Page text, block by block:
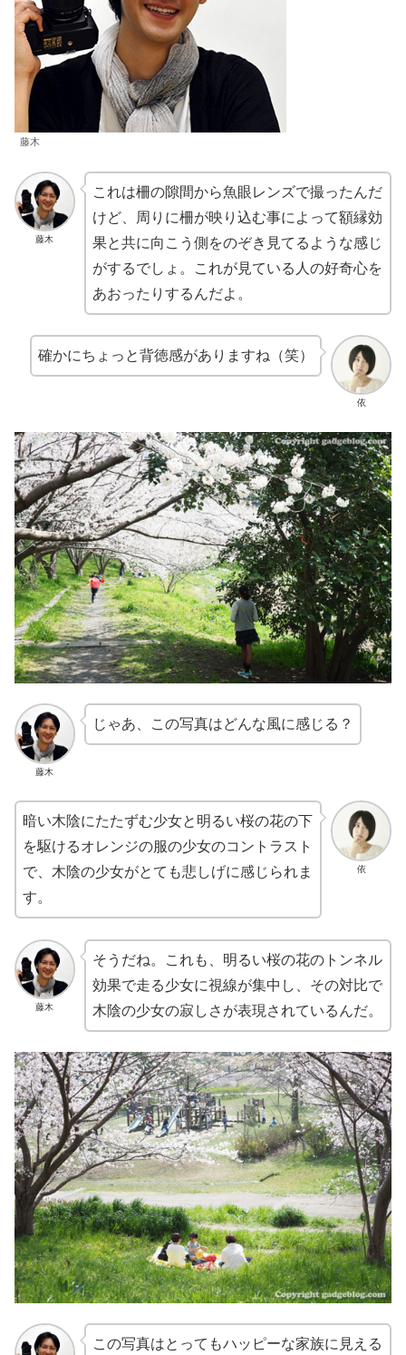
藤木
藤木
これは柵の隙間から魚眼レンズで撮ったんだ
けど、周りに柵が映り込む事によって額縁効
果と共に向こう側をのぞき見てるような感じ
がするでしょ。これが見ている人の好奇心を
あおったりするんだよ。
依
確かにちょっと背徳感がありますね（笑）
藤木
じゃあ、この写真はどんな風に感じる？
依
暗い木陰にたたずむ少女と明るい桜の花の下
を駆けるオレンジの服の少女のコントラスト
で、木陰の少女がとても悲しげに感じられま
す。
藤木
そうだね。これも、明るい桜の花のトンネル
効果で走る少女に視線が集中し、その対比で
木陰の少女の寂しさが表現されているんだ。
この写真はとってもハッピーな家族に見える